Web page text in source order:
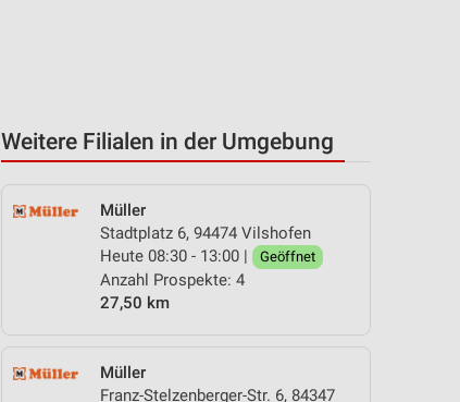
Weitere Filialen in der Umgebung
Müller
Stadtplatz 6, 94474 Vilshofen
Heute 08:30 - 13:00 |
Geöffnet
Anzahl Prospekte: 4
27,50 km
Müller
Franz-Stelzenberger-Str. 6, 84347